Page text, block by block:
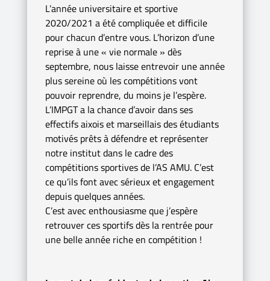
L’année universitaire et sportive
2020/2021 a été compliquée et difficile
pour chacun d’entre vous. L’horizon d’une
reprise à une « vie normale » dès
septembre, nous laisse entrevoir une année
plus sereine où les compétitions vont
pouvoir reprendre, du moins je l’espère.
L’IMPGT a la chance d’avoir dans ses
effectifs aixois et marseillais des étudiants
motivés prêts à défendre et représenter
notre institut dans le cadre des
compétitions sportives de l’AS AMU. C’est
ce qu’ils font avec sérieux et engagement
depuis quelques années.
C’est avec enthousiasme que j’espère
retrouver ces sportifs dès la rentrée pour
une belle année riche en compétition !